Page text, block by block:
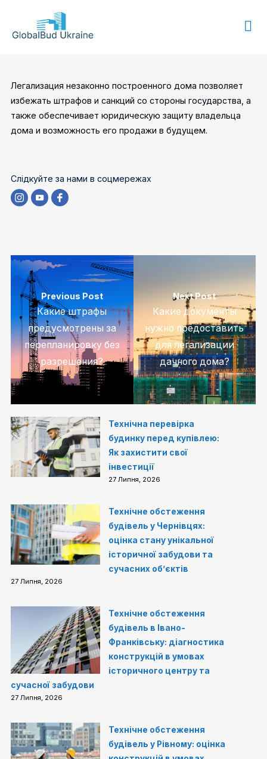
GLOBALBUD
Легализация незаконно построенного дома позволяет
избежать штрафов и санкций со стороны государства, а
также обеспечивает юридическую защиту владельца
дома и возможность его продажи в будущем.
Слідкуйте за нами в соцмережах
Previous Post
Какие штрафы
предусмотрены за
перепланировку без
разрешения?
Next Post
Какие документы
нужно предоставить
для легализации
дачного дома?
Технічна перевірка
будинку перед купівлею:
Як захистити свої
інвестиції
27 Липня, 2026
Технічне обстеження
будівель у Чернівцях:
оцінка стану унікальної
історичної забудови та
сучасних об’єктів
27 Липня, 2026
Технічне обстеження
будівель в Івано-
Франківську: діагностика
конструкцій в умовах
історичного центру та
сучасної забудови
27 Липня, 2026
Технічне обстеження
будівель у Рівному: оцінка